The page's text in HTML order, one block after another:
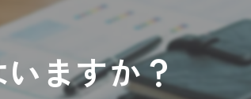
消費税
青色申告
ますか？